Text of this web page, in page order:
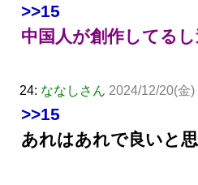
>>15
中国人が創作してる
24: ななしさん 2024/12/20(金
>>15
あれはあれで良いと